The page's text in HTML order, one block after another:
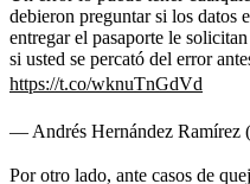
debieron preguntar si los datos
entregar el pasaporte le
si usted se percató del error
https://t.co/wknuTnGdVd
— Andrés Hernández Ramírez
Por otro lado, ante casos de